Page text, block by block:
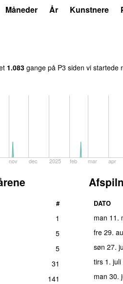
Måneder År Kunstnere
1.083 gange på P3 siden vi startede
nov dec 2025 feb mar apr
#
1
5
5
31
141
DATO
man 11.
fre 29.
søn 27.
tirs 1.
man 30.